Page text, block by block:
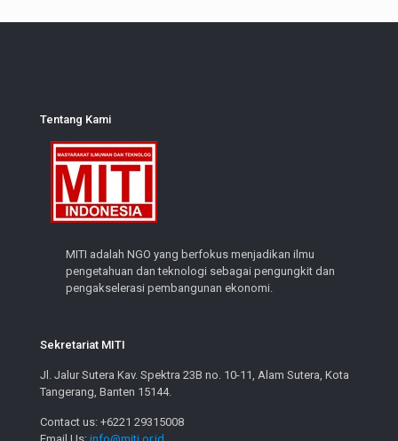
Tentang Kami
MITI adalah NGO yang berfokus menjadikan ilmu
pengetahuan dan teknologi sebagai pengungkit dan
pengakselerasi pembangunan ekonomi.
Sekretariat MITI
Jl. Jalur Sutera Kav. Spektra 23B no. 10-11, Alam Sutera, Kota
Tangerang, Banten 15144.
Contact us: +6221 29315008